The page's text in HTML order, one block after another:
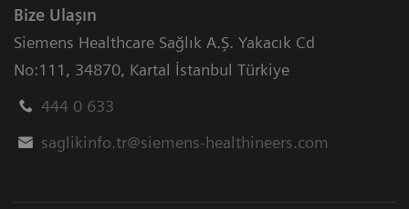
Bize Ulaşın
Siemens Healthcare Sağlık A.Ş. Yakacık Cd
No:111, 34870, Kartal İstanbul Türkiye
444 0 633
saglikinfo.tr@siemens-healthineers.com